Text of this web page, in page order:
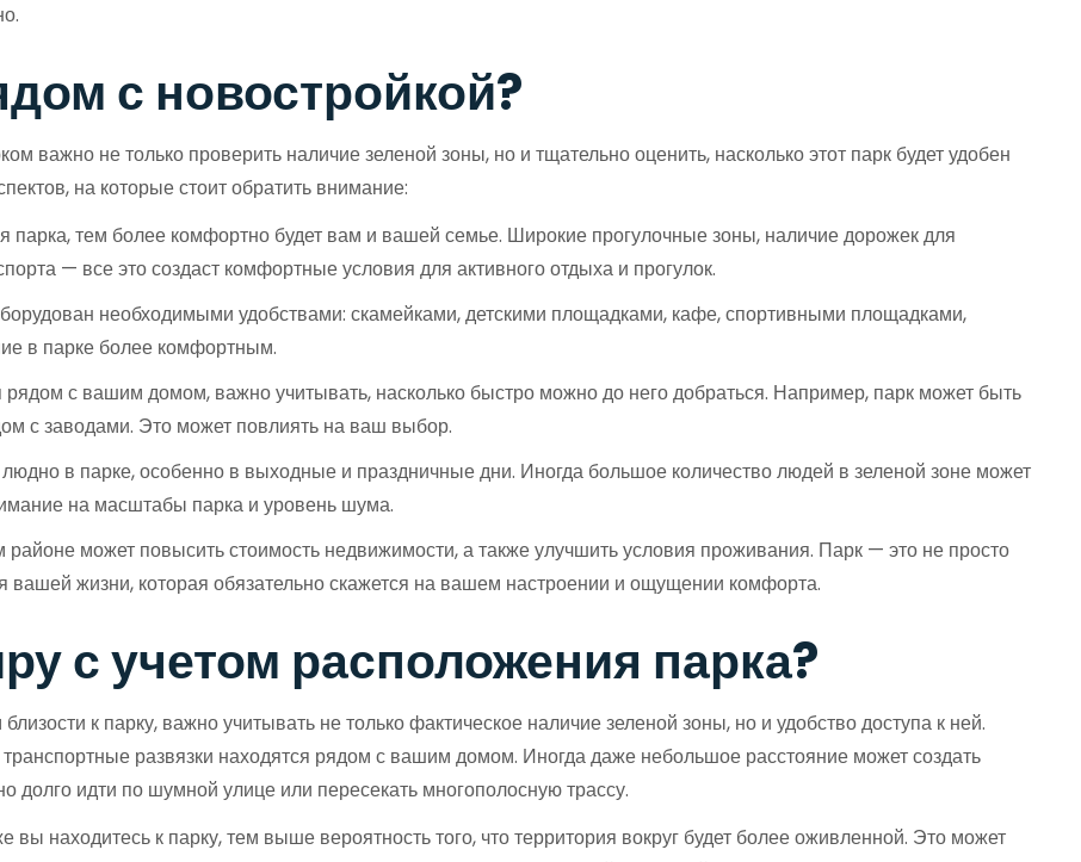
с новостройкой?
важно не только проверить наличие зеленой зоны, но и тщательно оценить, насколько этот парк будет удобен
на которые стоит обратить внимание:
парка, тем более комфортно будет вам и вашей семье. Широкие прогулочные зоны, наличие дорожек для
— все это создаст комфортные условия для активного отдыха и прогулок.
необходимыми удобствами: скамейками, детскими площадками, кафе, спортивными площадками,
в парке более комфортным.
с вашим домом, важно учитывать, насколько быстро можно до него добраться. Например, парк может быть
с заводами. Это может повлиять на ваш выбор.
в парке, особенно в выходные и праздничные дни. Иногда большое количество людей в зеленой зоне может
на масштабы парка и уровень шума.
может повысить стоимость недвижимости, а также улучшить условия проживания. Парк — это не просто
вашей жизни, которая обязательно скажется на вашем настроении и ощущении комфорта.
с учетом расположения парка?
к парку, важно учитывать не только фактическое наличие зеленой зоны, но и удобство доступа к ней.
транспортные развязки находятся рядом с вашим домом. Иногда даже небольшое расстояние может создать
долго идти по шумной улице или пересекать многополосную трассу.
находитесь к парку, тем выше вероятность того, что территория вокруг будет более оживленной. Это может